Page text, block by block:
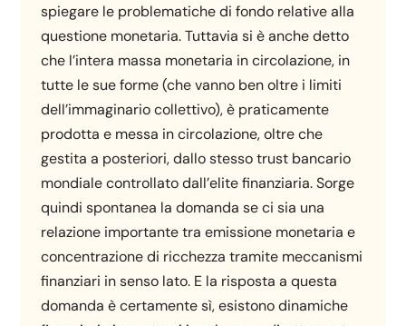
spiegare le problematiche di fondo relative alla
questione monetaria. Tuttavia si è anche detto
che l’intera massa monetaria in circolazione, in
tutte le sue forme (che vanno ben oltre i limiti
dell’immaginario collettivo), è praticamente
prodotta e messa in circolazione, oltre che
gestita a posteriori, dallo stesso trust bancario
mondiale controllato dall’elite finanziaria. Sorge
quindi spontanea la domanda se ci sia una
relazione importante tra emissione monetaria e
concentrazione di ricchezza tramite meccanismi
finanziari in senso lato. E la risposta a questa
domanda è certamente sì, esistono dinamiche